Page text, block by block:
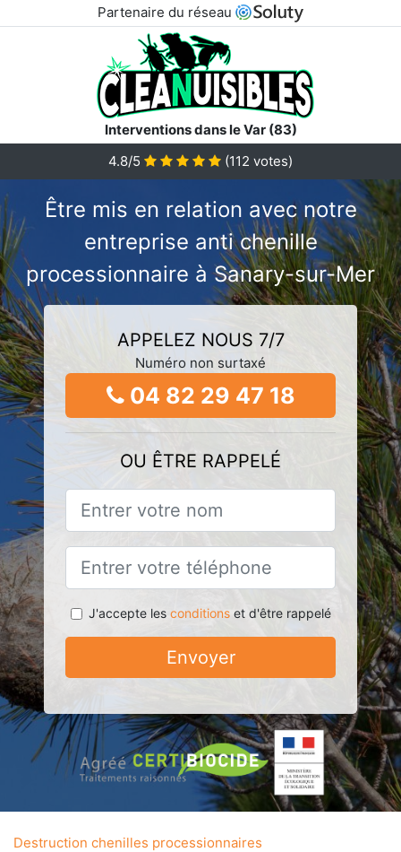
Partenaire du réseau
Interventions dans le Var (83)
4.8/5
(112 votes)
Être mis en relation avec notre
entreprise anti chenille
processionnaire à Sanary-sur-Mer
APPELEZ NOUS 7/7
Numéro non surtaxé
04 82 29 47 18
OU ÊTRE RAPPELÉ
J'accepte les conditionset d'être rappelé
Envoyer
Destruction chenilles processionnaires